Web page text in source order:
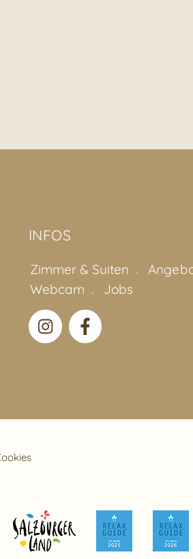
INFOS
Zimmer & Suiten
Webcam
Jobs